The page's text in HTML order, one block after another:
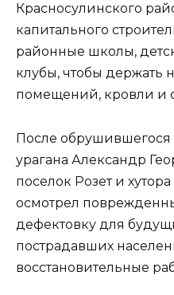
Красносулинского
капитального
районные школы,
клубы, чтобы держать
помещений, кровли и
После
урагана Александр
поселок Розет и
осмотрел
дефектовку для
пострадавших
восстановительные